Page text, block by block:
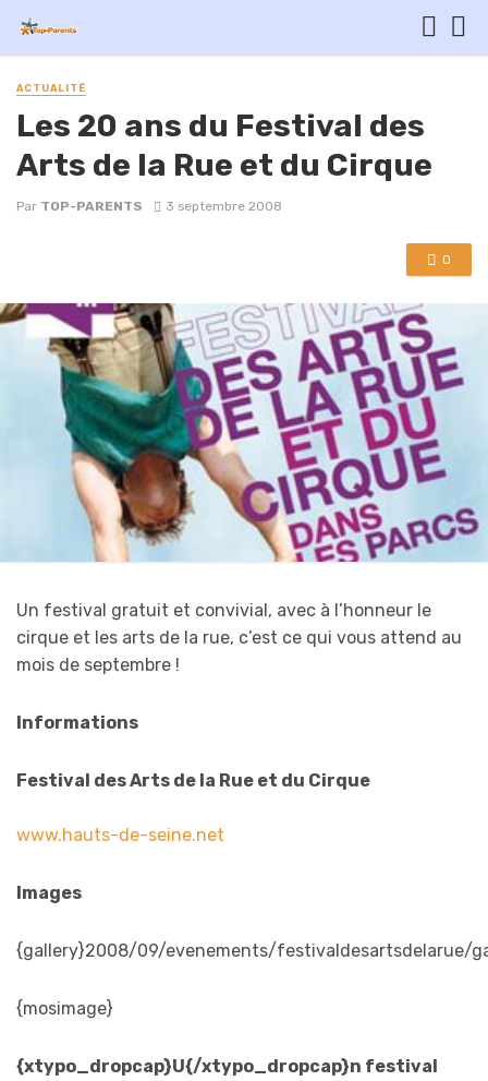
ACTUALITÉ
Les 20 ans du Festival des
Arts de la Rue et du Cirque
Par TOP-PARENTS 3 septembre 2008
0
Un festival gratuit et convivial, avec à l’honneur le
cirque et les arts de la rue, c’est ce qui vous attend au
mois de septembre !
Informations
Festival des Arts de la Rue et du Cirque
www.hauts-de-seine.net
Images
{gallery}2008/09/evenements/festivaldesartsdelarue/
{mosimage}
{xtypo_dropcap}U{/xtypo_dropcap}n festival